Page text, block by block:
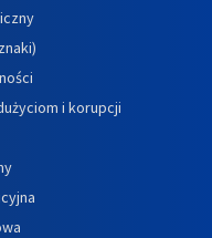
i korupcji